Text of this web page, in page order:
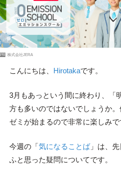
PR 株式会社JERA
こんにちは、 Hirotakaです。
3月もあっという間に終わり、「
方も多いのではないでしょうか
ゼミが始まるので非常に楽しみで
今週の「気になることば」は、
ふと思った疑問についてです。